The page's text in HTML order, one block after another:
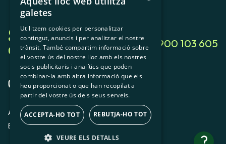
900 103 605
Avis legalPolítica de privacitatPolítica de cookies
ES
CA
SPANISH
GL
BASQUE
galetes
Utilitzem cookies per personalitzar
contingut, anuncis i per analitzar el nostre
trànsit. També compartim informació sobre
el vostre ús del nostre lloc amb els nostres
socis publicitaris i analítics que poden
combinar-la amb altra informació que els
heu proporcionat o que han recopilat a
partir del vostre ús dels seus serveis.
ACCEPTA-HO TOT REBUTJA-HO TOT
VEURE ELS DETALLS